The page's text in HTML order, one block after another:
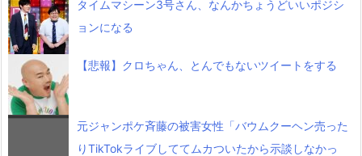
タイムマシーン3号さん、なんかちょうどいいポジシ
ョンになる
【悲報】クロちゃん、とんでもないツイートをする
元ジャンポケ斉藤の被害女性「バウムクーヘン売った
りTikTokライブしててムカついたから示談しなかっ